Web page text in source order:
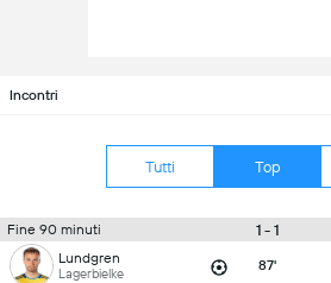
Incontri
Tutti Top
Fine 90 minuti 1 - 1
Lundgren
Lagerbielke 87'